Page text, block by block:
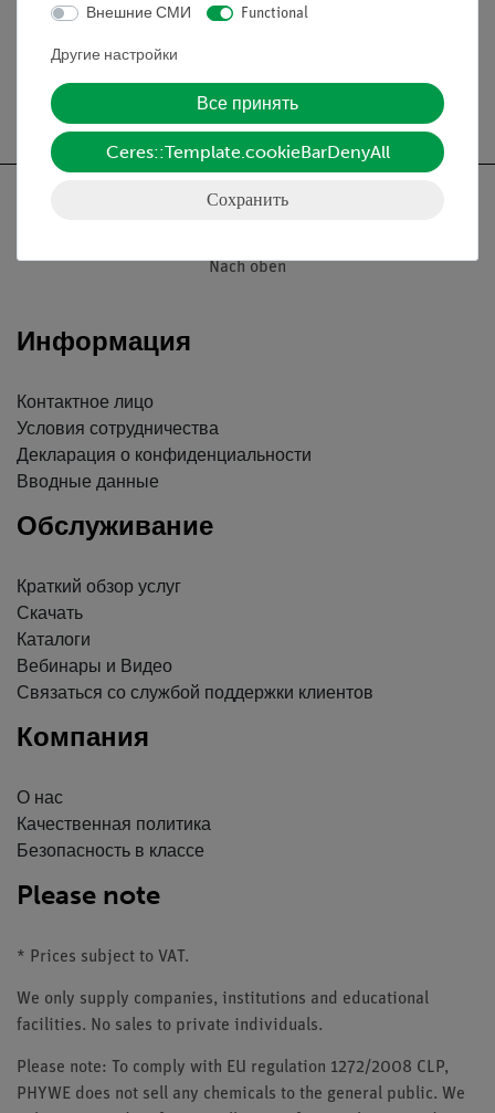
Кат.номер:31504-02
Катионопроницаемая
мембрана, 5 шт.
Nach oben
Информация
Контактное лицо
Условия сотрудничества
Декларация о конфиденциальности
Вводные данные
Обслуживание
Краткий обзор услуг
Скачать
Каталоги
Вебинары и Видео
Связаться со службой поддержки клиентов
Компания
О нас
Качественная политика
Безопасность в классе
Please note
* Prices subject to VAT.
We only supply companies, institutions and educational
facilities. No sales to private individuals.
Please note: To comply with EU regulation 1272/2008 CLP,
PHYWE does not sell any chemicals to the general public. We
Внешние СМИ Functional
Другие настройки
Все принять
Ceres::Template.cookieBarDenyAll
Сохранить